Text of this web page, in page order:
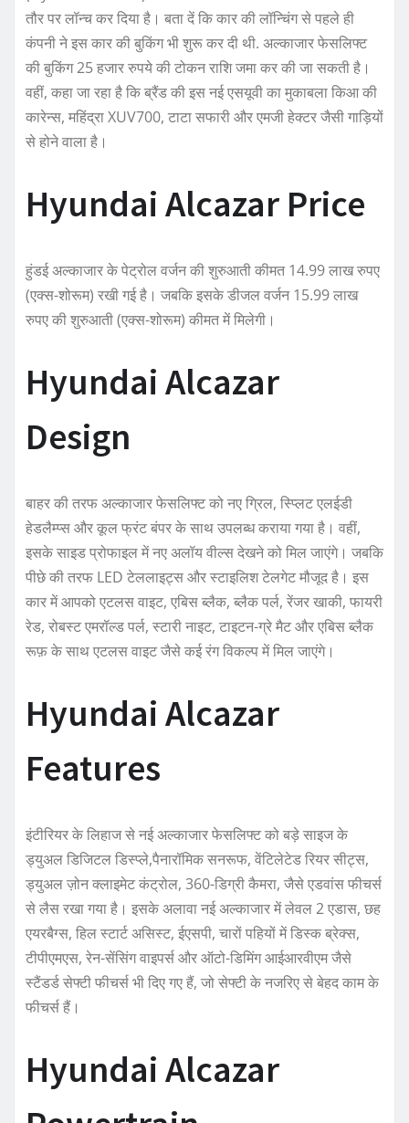
तौर पर लॉन्च कर दिया है। बता दें कि कार की लॉन्चिंग से पहले ही
कंपनी ने इस कार की बुकिंग भी शुरू कर दी थी. अल्काजार फेसलिफ्ट
की बुकिंग 25 हजार रुपये की टोकन राशि जमा कर की जा सकती है।
वहीं, कहा जा रहा है कि ब्रैंड की इस नई एसयूवी का मुकाबला किआ की
कारेन्स, महिंद्रा XUV700, टाटा सफारी और एमजी हेक्टर जैसी गाड़ियों
से होने वाला है।
Hyundai Alcazar Price
हुंडई अल्काजार के पेट्रोल वर्जन की शुरुआती कीमत 14.99 लाख रुपए
(एक्स-शोरूम) रखी गई है। जबकि इसके डीजल वर्जन 15.99 लाख
रुपए की शुरुआती (एक्स-शोरूम) कीमत में मिलेगी।
Hyundai Alcazar
Design
बाहर की तरफ अल्काजार फेसलिफ्ट को नए ग्रिल, स्प्लिट एलईडी
हेडलैम्प्स और कूल फ्रंट बंपर के साथ उपलब्ध कराया गया है। वहीं,
इसके साइड प्रोफाइल में नए अलॉय वील्स देखने को मिल जाएंगे। जबकि
पीछे की तरफ LED टेललाइट्स और स्टाइलिश टेलगेट मौजूद है। इस
कार में आपको एटलस वाइट, एबिस ब्लैक, ब्लैक पर्ल, रेंजर खाकी, फायरी
रेड, रोबस्ट एमरॉल्ड पर्ल, स्टारी नाइट, टाइटन-ग्रे मैट और एबिस ब्लैक
रूफ़ के साथ एटलस वाइट जैसे कई रंग विकल्प में मिल जाएंगे।
Hyundai Alcazar
Features
इंटीरियर के लिहाज से नई अल्काजार फेसलिफ्ट को बड़े साइज के
ड्युअल डिजिटल डिस्प्ले,पैनारॉमिक सनरूफ, वेंटिलेटेड रियर सीट्स,
ड्युअल ज़ोन क्लाइमेट कंट्रोल, 360-डिग्री कैमरा, जैसे एडवांस फीचर्स
से लैस रखा गया है। इसके अलावा नई अल्काजार में लेवल 2 एडास, छह
एयरबैग्स, हिल स्टार्ट असिस्ट, ईएसपी, चारों पहियों में डिस्क ब्रेक्स,
टीपीएमएस, रेन-सेंसिंग वाइपर्स और ऑटो-डिमिंग आईआरवीएम जैसे
स्टैंडर्ड सेफ्टी फीचर्स भी दिए गए हैं, जो सेफ्टी के नजरिए से बेहद काम के
फीचर्स हैं।
Hyundai Alcazar